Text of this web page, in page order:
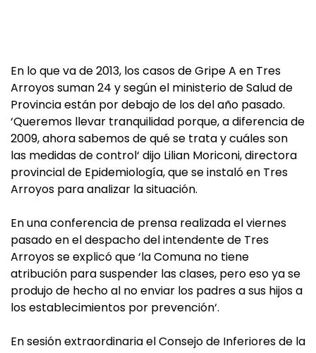
En lo que va de 2013, los casos de Gripe A en Tres
Arroyos suman 24 y según el ministerio de Salud de
Provincia están por debajo de los del año pasado.
‘Queremos llevar tranquilidad porque, a diferencia de
2009, ahora sabemos de qué se trata y cuáles son
las medidas de control‘ dijo Lilian Moriconi, directora
provincial de Epidemiología, que se instaló en Tres
Arroyos para analizar la situación.
En una conferencia de prensa realizada el viernes
pasado en el despacho del intendente de Tres
Arroyos se explicó que ‘la Comuna no tiene
atribución para suspender las clases, pero eso ya se
produjo de hecho al no enviar los padres a sus hijos a
los establecimientos por prevención‘.
En sesión extraordinaria el Consejo de Inferiores de la